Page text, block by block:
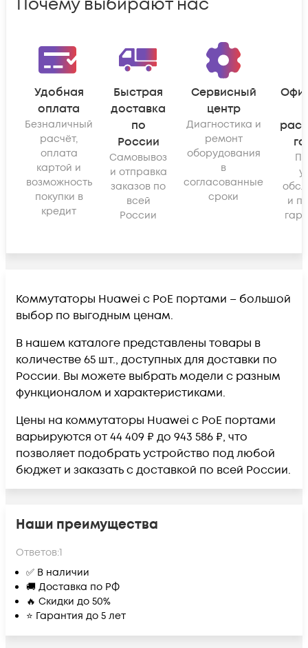
Удобная
оплата
Безналичный
расчёт,
оплата
картой и
возможность
покупки в
кредит
Быстрая
доставка
по
России
Самовывоз
и отправка
заказов по
всей
России
Сервисный
центр
Диагностика и
ремонт
оборудования
в
согласованные
сроки
и
Коммутаторы Huawei с PoE портами – большой
выбор по выгодным ценам.
В нашем каталоге представлены товары в
количестве 65 шт., доступных для доставки по
России. Вы можете выбрать модели с разным
функционалом и характеристиками.
Цены на коммутаторы Huawei с PoE портами
варьируются от 44 409 ₽ до 943 586 ₽, что
позволяет подобрать устройство под любой
бюджет и заказать с доставкой по всей России.
Наши преимущества
Ответов:1
✅ В наличии
🚚 Доставка по РФ
🔥 Скидки до 50%
⭐ Гарантия до 5 лет